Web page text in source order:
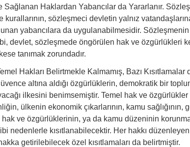
Sağlanan Haklardan Yabancılar da Yararlanır.
kurallarının, sözleşmeci devletin yalnız
yabancılara da uygulanabilmesidir.
devlet, sözleşmede öngörülen hak ve özgürlükleri
tanımak zorundadır.
Hakları Belirtmekle Kalmamış, Bazı Kısıtlamalar
altına aldığı özgürlüklerin, demokratik bir
ilkesini benimsemiştir. Temel hak ve
ülkenin ekonomik çıkarlarının, kamu sağlığının,
hak ve özgürlüklerinin, ya da kamu düzeninin
nedenlerle kısıtlanabilecektir. Her hakkı
getirilebilecek özel kısıtlamaları da belirtmiştir.